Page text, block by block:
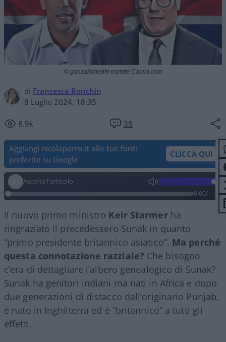
di Francesca Ronchin
8 Luglio 2024, 18:35
8.9k 35
© gonzalomedin tramite Canva.com
Aggiungi nicolaporro.it alle tue fonti
preferite su Google
CLICCA QUI
Ascolta l'articolo
0:00/--:--
Il nuovo primo ministro Keir Starmerha
ringraziato il precedessero Sunak in quanto
“primo presidente britannico asiatico”. Ma perché
questa connotazione razziale? Che bisogno
c’era di dettagliare l’albero genealogico di Sunak?
Sunak ha genitori indiani ma nati in Africa e dopo
due generazioni di distacco dall’originario Punjab,
è nato in Inghilterra ed è “britannico” a tutti gli
effetti.